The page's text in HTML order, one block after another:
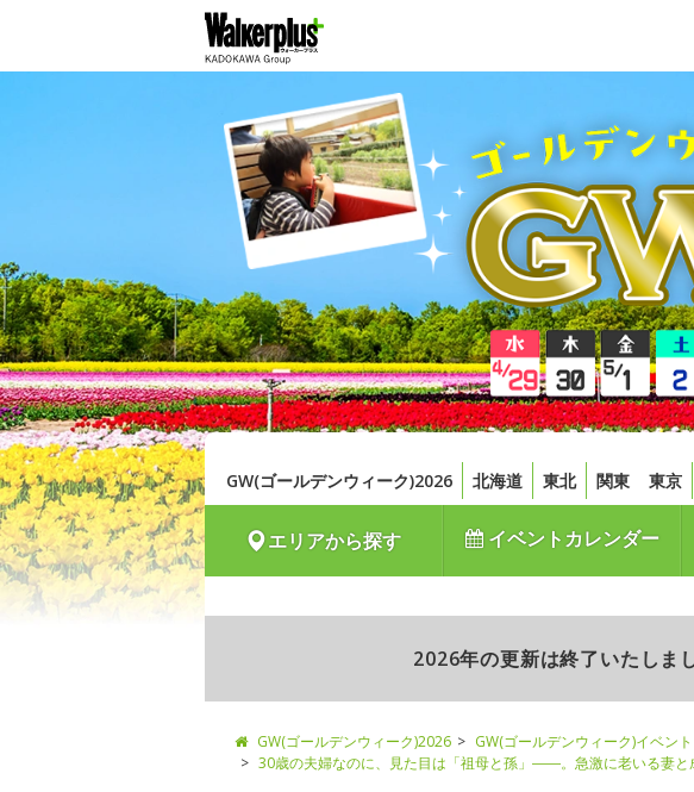
GW(ゴールデンウィーク)2026 北海道 東北 関東 東京
エリアから探す イベントカレンダー
2026年の更新は終了いたしま
GW(ゴールデンウィーク)2026 GW(ゴールデンウィーク)イベン
30歳の夫婦なのに、見た目は「祖母と孫」――。急激に老いる妻と